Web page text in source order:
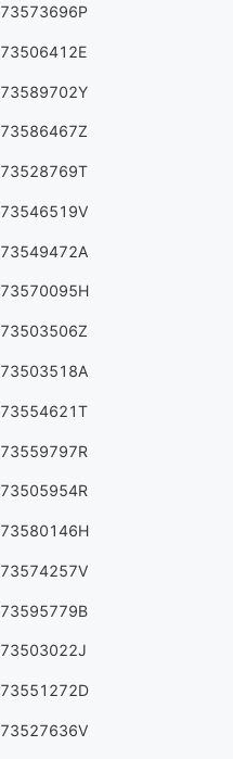
73573696P
73506412E
73589702Y
73586467Z
73528769T
73546519V
73549472A
73570095H
73503506Z
73503518A
73554621T
73559797R
73505954R
73580146H
73574257V
73595779B
73503022J
73551272D
73527636V